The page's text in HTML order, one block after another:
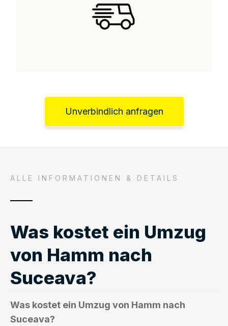
Unverbindlich anfragen
ALLE INFORMATIONEN & DETAILS
Was kostet ein Umzug
von Hamm nach
Suceava?
Was kostet ein Umzug von Hamm nach
Suceava?